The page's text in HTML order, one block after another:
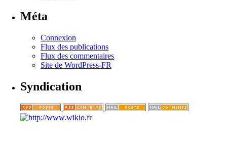
Méta
Connexion
Flux des publications
Flux des commentaires
Site de WordPress-FR
Syndication